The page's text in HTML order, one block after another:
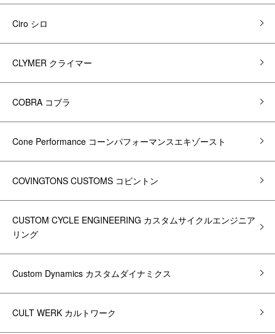
Ciro シロ
CLYMER クライマー
COBRA コブラ
Cone Performance コーンパフォーマンスエキゾースト
COVINGTONS CUSTOMS コビントン
CUSTOM CYCLE ENGINEERING カスタムサイクルエンジニア
リング
Custom Dynamics カスタムダイナミクス
CULT WERK カルトワーク